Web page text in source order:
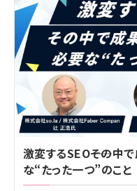
激変するSEO――その中
な“たった一つ”のこと